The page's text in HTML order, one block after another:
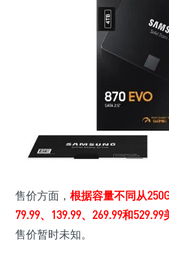
售价方面， 根据容量不同从
79.99、139.99、269.99和529.99
售价暂时未知。